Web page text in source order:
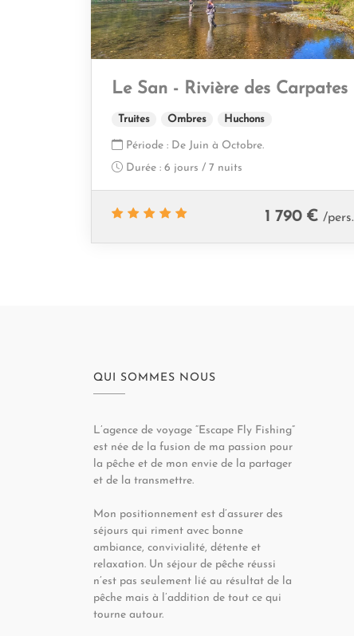
Le San - Rivière des Carpates
Truites Ombres Huchons
Période : De Juin à Octobre.
Durée : 6 jours / 7 nuits
1 790 € /pers.
QUI SOMMES NOUS
L’agence de voyage “Escape Fly Fishing”
est née de la fusion de ma passion pour
la pêche et de mon envie de la partager
et de la transmettre.
Mon positionnement est d’assurer des
séjours qui riment avec bonne
ambiance, convivialité, détente et
relaxation. Un séjour de pêche réussi
n’est pas seulement lié au résultat de la
pêche mais à l’addition de tout ce qui
tourne autour.